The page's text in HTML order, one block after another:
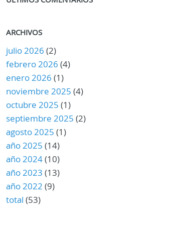
ARCHIVOS
julio 2026 (2)
febrero 2026 (4)
enero 2026 (1)
noviembre 2025 (4)
octubre 2025 (1)
septiembre 2025 (2)
agosto 2025 (1)
año 2025 (14)
año 2024(10)
año 2023 (13)
año 2022 (9)
total (53)